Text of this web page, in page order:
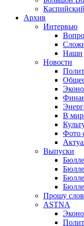
Архив
Интервью
Наши
Новости
В
Фото
Выпуски
Прошу
ASTNA